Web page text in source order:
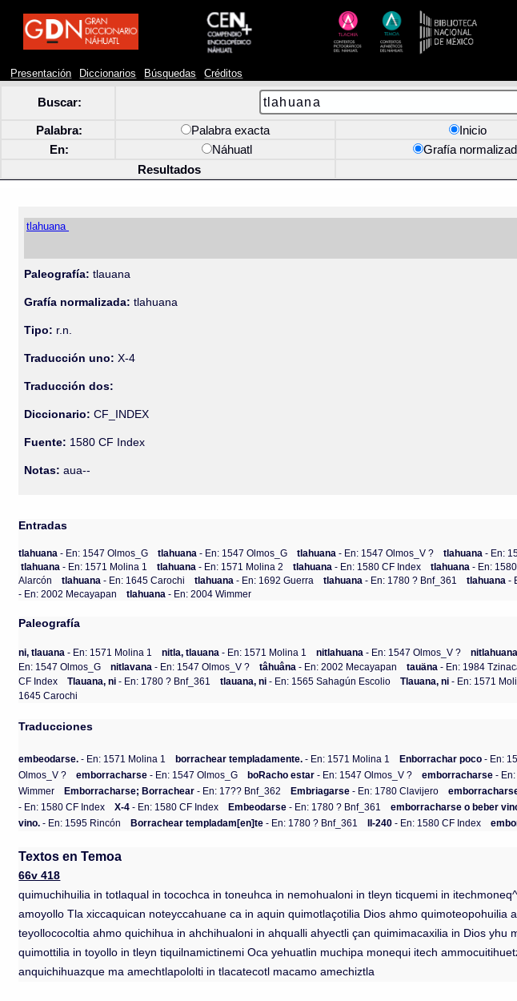
Presentación Diccionarios Búsquedas Créditos
Buscar:
Palabra: Palabra exacta Inicio
En:
Náhuatl Grafía
Resultados
tlahuana
Paleografía: tlauana
Grafía normalizada: tlahuana
Tipo: r.n.
Traducción uno: X-4
Traducción dos:
Diccionario:CF_INDEX
Fuente: 1580 CF Index
Notas: aua--
Entradas
tlahuana- En: 1547 Olmos_G tlahuana- En: 1547 Olmos_G tlahuana- En: 1547 Olmos_V ? tlahuana- En:
tlahuana- En: 1571 Molina 1 tlahuana- En: 1571 Molina 2 tlahuana- En: 1580 CF Index tlahuana- En:
Alarcón
tlahuana- En: 1645 Carochi tlahuana- En: 1692 Guerra tlahuana- En: 1780 ? Bnf_361 tlahuana-
- En: 2002 Mecayapan
tlahuana- En: 2004 Wimmer
Paleografía
ni, tlauana - En: 1571 Molina 1 nitla, tlauana - En: 1571 Molina 1 nitlahuana - En: 1547 Olmos_V ? nitlahuana
En: 1547 Olmos_G
nitlavana - En: 1547 Olmos_V ? tâhuâna - En: 2002 Mecayapan tauäna - En: 1984
CF Index
Tlauana, ni - En: 1780 ? Bnf_361 tlauana, ni - En: 1565 Sahagún Escolio Tlauana, ni - En: 1571
1645 Carochi
Traducciones
embeodarse. - En: 1571 Molina 1 borrachear templadamente. - En: 1571 Molina 1 Enborrachar poco - En:
Olmos_V ?
emborracharse - En: 1547 Olmos_G boRacho estar - En: 1547 Olmos_V ? emborracharse -
Wimmer
Emborracharse; Borrachear - En: 17?? Bnf_362 Embriagarse - En: 1780 Clavijero
- En: 1580 CF Index
X-4 - En: 1580 CF Index Embeodarse - En: 1780 ? Bnf_361 emborracharse o beber
vino. - En: 1595 Rincón Borrachear templadam[en]te - En: 1780 ? Bnf_361 II-240 - En: 1580 CF Index
Textos en Temoa
66v 418
quimuchihuilia in totlaqual in tocochca in toneuhca in nemohualoni in tleyn ticquemi in
amoyollo Tla xiccaquican noteyccahuane ca in aquin quimotlaçotilia Dios ahmo
teyollococoltia ahmo quichihua in ahchihualoni in ahqualli ahyectli çan quimimacaxilia in Dios
quimottilia in toyollo in tleyn tiquilnamictinemi Oca yehuatlin muchipa monequi itech
anquichihuazque ma amechtlapololti in tlacatecotl macamo amechiztla